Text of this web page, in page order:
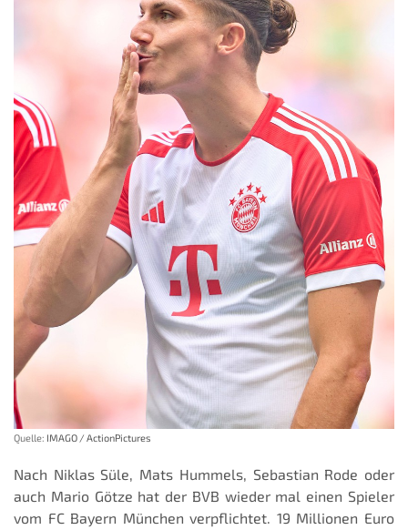
Quelle: IMAGO / ActionPictures
Nach Niklas Süle, Mats Hummels, Sebastian Rode oder
auch Mario Götze hat der BVB wieder mal einen Spieler
vom FC Bayern München verpflichtet. 19 Millionen Euro